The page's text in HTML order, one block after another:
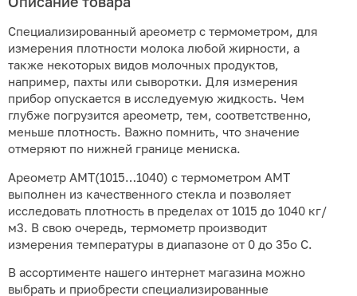
Специализированный ареометр с термометром, для
измерения плотности молока любой жирности, а
также некоторых видов молочных продуктов,
например, пахты или сыворотки. Для измерения
прибор опускается в исследуемую жидкость. Чем
глубже погрузится ареометр, тем, соответственно,
меньше плотность. Важно помнить, что значение
отмеряют по нижней границе мениска.
Ареометр АМТ(1015…1040) с термометром АМТ
выполнен из качественного стекла и позволяет
исследовать плотность в пределах от 1015 до 1040 кг/
м3. В свою очередь, термометр производит
измерения температуры в диапазоне от 0 до 35о С.
В ассортименте нашего интернет магазина можно
выбрать и приобрести специализированные